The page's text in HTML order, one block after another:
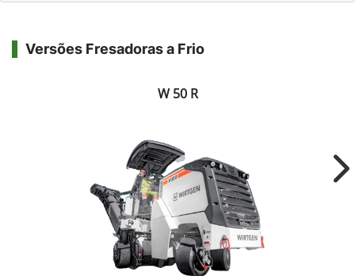
Versões Fresadoras a Frio
W 50 R